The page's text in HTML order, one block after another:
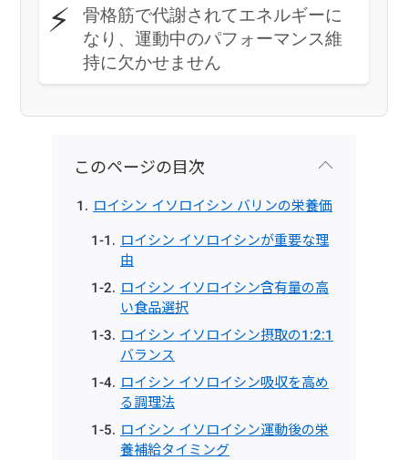
⚡
骨格筋で代謝されてエネルギーに
なり、運動中のパフォーマンス維
持に欠かせません
このページの目次
ロイシン イソロイシン バリンの栄養価
ロイシン イソロイシンが重要な理
由
ロイシン イソロイシン含有量の高
い食品選択
ロイシン イソロイシン摂取の1:2:1
バランス
ロイシン イソロイシン吸収を高め
る調理法
ロイシン イソロイシン運動後の栄
養補給タイミング